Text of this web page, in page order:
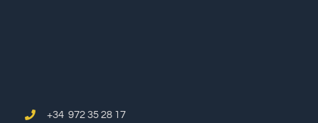
+34 972 35 28 17